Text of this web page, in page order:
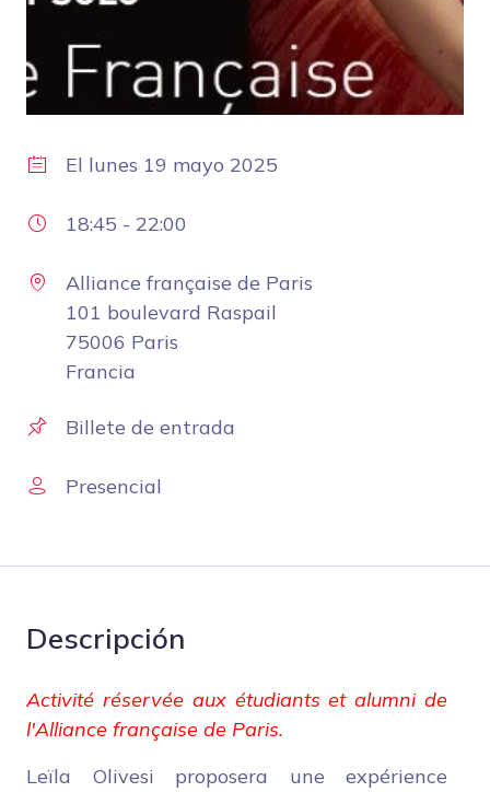
El lunes 19 mayo 2025
18:45 - 22:00
Alliance française de Paris
101 boulevard Raspail
75006 Paris
Francia
Billete de entrada
Presencial
Descripción
Activité réservée aux étudiants et alumni de
l'Alliance française de Paris.
Leïla Olivesi proposera une expérience